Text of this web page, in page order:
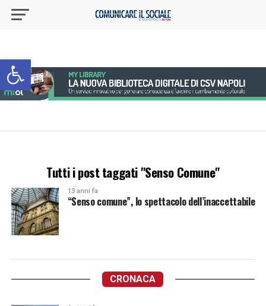
Apri la barra degli strumenti
Tutti i post taggati "Senso Comune"
13 anni fa
“Senso comune”, lo spettacolo dell’inaccettabile
CRONACA